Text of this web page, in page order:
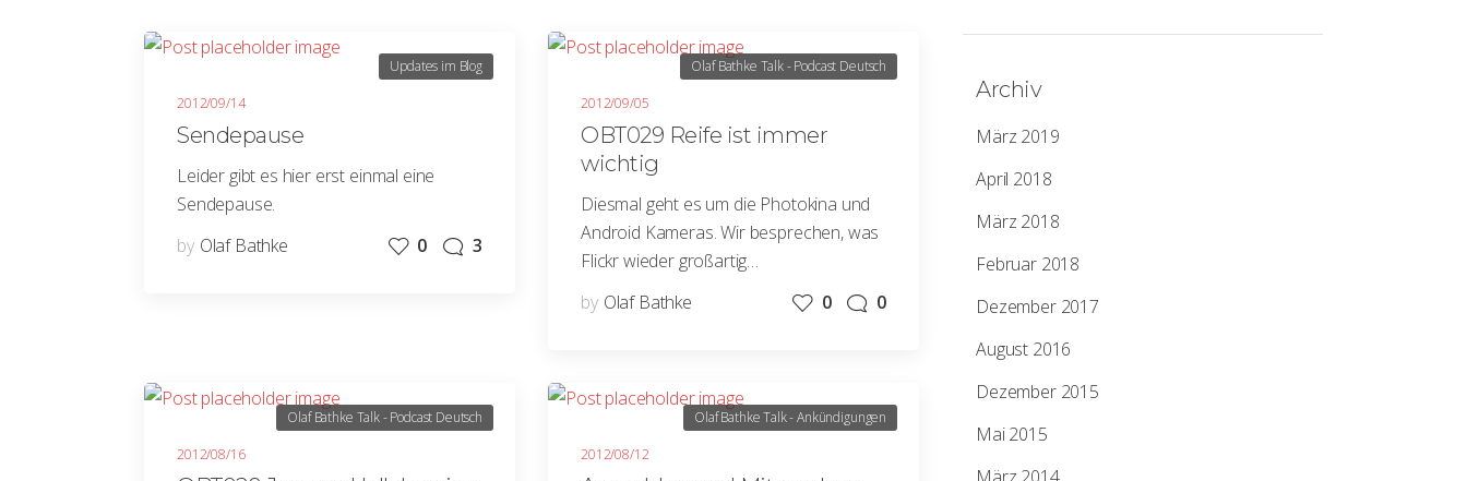
Archiv
März 2019
April 2018
März 2018
Februar 2018
Dezember 2017
August 2016
Dezember 2015
Mai 2015
2012/09/14
Updates im Blog
Sendepause
Leider gibt es hier erst einmal eine
Sendepause.
by Olaf Bathke 0 3
2012/09/05
Olaf Bathke Talk - Podcast Deutsch
OBT029 Reife ist immer
wichtig
Diesmal geht es um die Photokina und
Android Kameras. Wir besprechen, was
Flickr wieder großartig…
by Olaf Bathke 0 0
2012/08/16
Olaf Bathke Talk - Podcast Deutsch
2012/08/12
Olaf Bathke Talk - Ankündigungen